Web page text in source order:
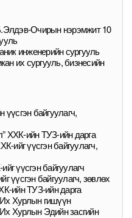
Очирын нэрэмжит 10
инженерийн сургууль
их сургууль, бизнесийн
үүсгэн байгуулагч,
ХХК-ийн ТУЗ-ийн дарга
ийг үүсгэн байгуулагч,
үүсгэн байгуулагч
үүсгэн байгуулагч, зөвлөх
ийн ТУЗ-ийн дарга
Хурлын гишүүн
Хурлын Эдийн засгийн